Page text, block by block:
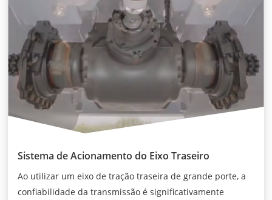
Sistema de Acionamento do Eixo Traseiro
Ao utilizar um eixo de tração traseira de grande porte, a
confiabilidade da transmissão é significativamente